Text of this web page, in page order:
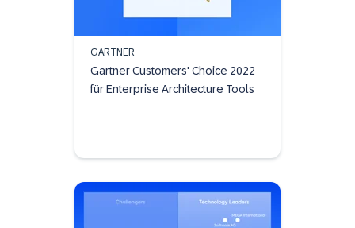
GARTNER
Gartner Customers' Choice 2022
für Enterprise Architecture Tools